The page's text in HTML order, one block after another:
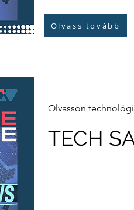
Olvass tovább
Olvasson
TECH